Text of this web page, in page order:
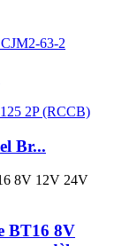
Br...
BT16 8V